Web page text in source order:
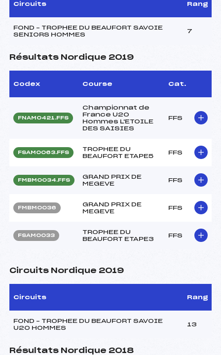
Circuits Rang
FOND – TROPHEE DU BEAUFORT SAVOIE
SENIORS HOMMES
7
Résultats Nordique 2019
Codex Course Cat.
FNAM0421.FFS
Championnat de
France U20
Hommes L'ETOILE
DES SAISIES
FFS
FSAM0063.FFS
TROPHEE DU
BEAUFORT ETAPE5
FFS
FMBM0034.FFS
GRAND PRIX DE
MEGEVE
FFS
FMBM0036
GRAND PRIX DE
MEGEVE
FFS
FSAM0033
TROPHEE DU
BEAUFORT ETAPE3
FFS
Circuits Nordique 2019
Circuits Rang
FOND – TROPHEE DU BEAUFORT SAVOIE
U20 HOMMES
13
Résultats Nordique 2018